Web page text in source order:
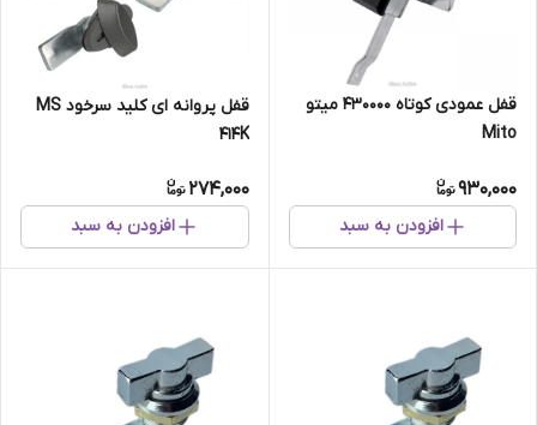
قفل عمودی کوتاه 430000 میتو
Mito
930,000
افزودن به سبد
قفل پروانه ای کلید سرخود MS
414K
274,000
افزودن به سبد